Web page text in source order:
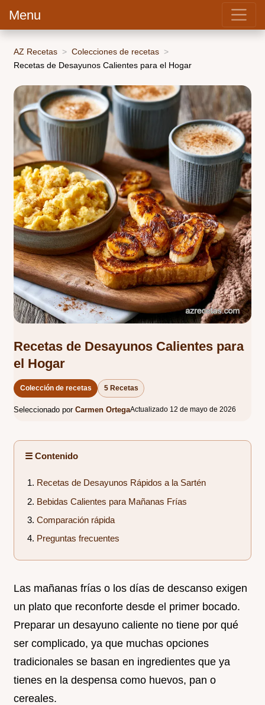
Menu
AZ Recetas
Colecciones de recetas
Recetas de Desayunos Calientes para el Hogar
Recetas de Desayunos Calientes para
el Hogar
Colección de recetas 5 Recetas
Seleccionado por Carmen OrtegaActualizado 12 de mayo de 2026
☰ Contenido
Recetas de Desayunos Rápidos a la Sartén
Bebidas Calientes para Mañanas Frías
Comparación rápida
Preguntas frecuentes
Las mañanas frías o los días de descanso exigen
un plato que reconforte desde el primer bocado.
Preparar un desayuno caliente no tiene por qué
ser complicado, ya que muchas opciones
tradicionales se basan en ingredientes que ya
tienes en la despensa como huevos, pan o
cereales.